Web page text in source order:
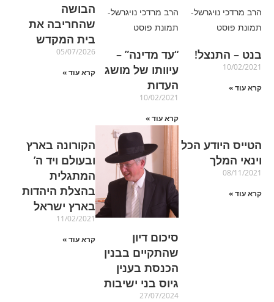
בנט – התנצל!
10/02/2021
קרא עוד »
“עד מדינה” –
עיוותו של מושג
העדות
10/02/2021
קרא עוד »
הבושה
שהחריבה את
בית המקדש
05/07/2026
קרא עוד »
הטייס היודע הכל
וינאי המלך
08/11/2021
קרא עוד »
סיכום דיון
שהתקיים בבנין
הכנסת בענין
גיוס בני ישיבות
27/07/2024
הקורונה בארץ
ובעולם ויד ה’
המתגלית
בהצלת היהדות
בארץ ישראל
11/02/2021
קרא עוד »